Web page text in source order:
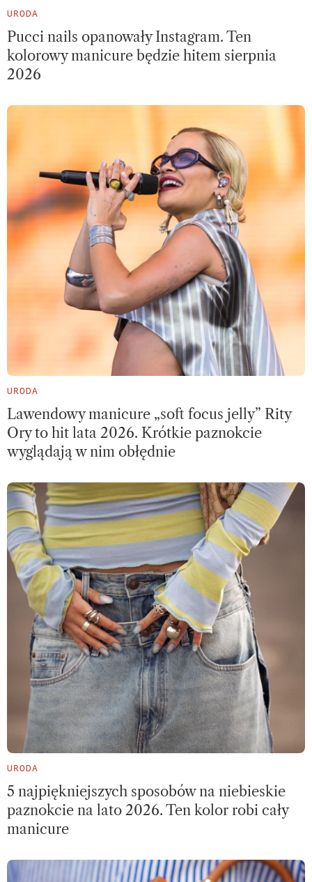
URODA
Pucci nails opanowały Instagram. Ten
kolorowy manicure będzie hitem sierpnia
2026
URODA
Lawendowy manicure „soft focus jelly” Rity
Ory to hit lata 2026. Krótkie paznokcie
wyglądają w nim obłędnie
URODA
5 najpiękniejszych sposobów na niebieskie
paznokcie na lato 2026. Ten kolor robi cały
manicure